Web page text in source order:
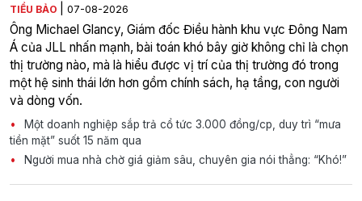
TIỂU BẢO 07-08-2026
Ông Michael Glancy, Giám đốc Điều hành khu vực Đông Nam
Á của JLL nhấn mạnh, bài toán khó bây giờ không chỉ là chọn
thị trường nào, mà là hiểu được vị trí của thị trường đó trong
một hệ sinh thái lớn hơn gồm chính sách, hạ tầng, con người
và dòng vốn.
Một doanh nghiệp sắp trả cổ tức 3.000 đồng/cp, duy trì “mưa
tiền mặt” suốt 15 năm qua
Người mua nhà chờ giá giảm sâu, chuyên gia nói thẳng: “Khó!”